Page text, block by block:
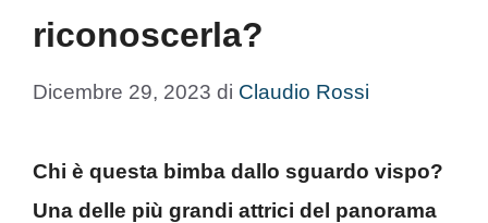
riconoscerla?
Dicembre 29, 2023 di Claudio Rossi
Chi è questa bimba dallo sguardo vispo?
Una delle più grandi attrici del panorama